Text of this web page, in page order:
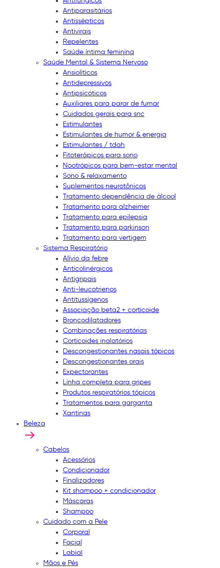
Antiparasitários
Antissépticos
Antivirais
Repelentes
Saúde íntima feminina
Saúde Mental & Sistema Nervoso
Ansiolíticos
Antidepressivos
Antipsicóticos
Auxiliares para parar de fumar
Cuidados gerais para snc
Estimulantes
Estimulantes de humor & energia
Estimulantes / tdah
Fitoterápicos para sono
Nootrópicos para bem-estar mental
Sono & relaxamento
Suplementos neurotônicos
Tratamento dependência de álcool
Tratamento para alzheimer
Tratamento para epilepsia
Tratamento para parkinson
Tratamento para vertigem
Sistema Respiratório
Alívio da febre
Anticolinérgicos
Antigripais
Anti-leucotrienos
Antitussígenos
Associação beta2 + corticoide
Broncodilatadores
Combinações respiratórias
Corticoides inalatórios
Descongestionantes nasais tópicos
Descongestionantes orais
Expectorantes
Linha completa para gripes
Produtos respiratórios tópicos
Tratamentos para garganta
Xantinas
Beleza
Cabelos
Acessórios
Condicionador
Finalizadores
Kit shampoo + condicionador
Máscaras
Shampoo
Cuidado com a Pele
Corporal
Facial
Labial
Mãos e Pés